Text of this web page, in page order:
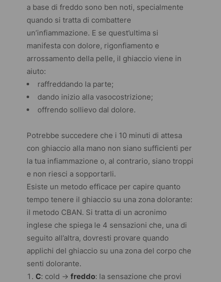
a base di freddo sono ben noti, specialmente
quando si tratta di combattere
un’infiammazione. E se quest’ultima si
manifesta con dolore, rigonfiamento e
arrossamento della pelle, il ghiaccio viene in
aiuto:
raffreddando la parte;
dando inizio alla vasocostrizione;
offrendo sollievo dal dolore.
Potrebbe succedere che i 10 minuti di attesa
con ghiaccio alla mano non siano sufficienti per
la tua infiammazione o, al contrario, siano troppi
e non riesci a sopportarli.
Esiste un metodo efficace per capire quanto
tempo tenere il ghiaccio su una zona dolorante:
il metodo CBAN. Si tratta di un acronimo
inglese che spiega le 4 sensazioni che, una di
seguito all’altra, dovresti provare quando
applichi del ghiaccio su una zona del corpo che
senti dolorante.
C: cold →freddo: la sensazione che provi